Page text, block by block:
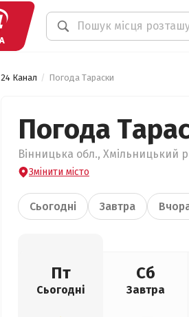
24 Канал Погода Тараски
Погода
Вінницька обл., Хмільницький
Змінити місто
Сьогодні Завтра
Пт
Сьогодні
Сб
Завтра